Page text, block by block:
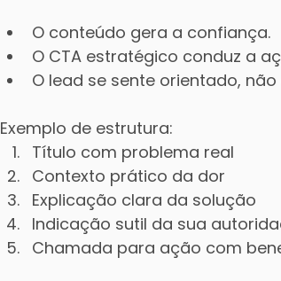
O conteúdo gera a confiança.
O CTA estratégico conduz a
O lead se sente orientado,
Exemplo de estrutura:
Título com problema real
Contexto prático da dor
Explicação clara da solução
Indicação sutil da sua
Chamada para ação com